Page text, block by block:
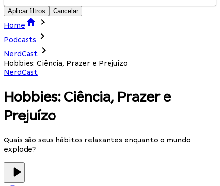
Aplicar filtros Cancelar
Home
Podcasts
NerdCast
Hobbies: Ciência, Prazer e Prejuízo
NerdCast
Hobbies: Ciência, Prazer e
Prejuízo
Quais são seus hábitos relaxantes enquanto o mundo
explode?